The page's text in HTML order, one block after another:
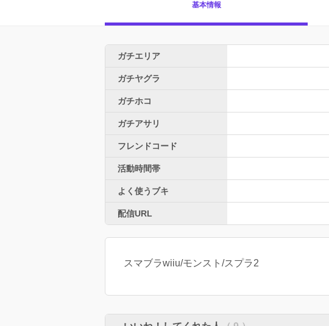
基本情報
ガチエリア
ガチヤグラ
ガチホコ
ガチアサリ
フレンドコード
活動時間帯
よく使うブキ
配信URL
スマブラwiiu/モンスト/スプラ2